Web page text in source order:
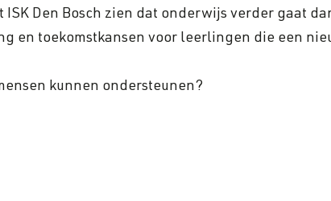
Den Bosch zien dat onderwijs verder gaat
en toekomstkansen voor leerlingen die een
kunnen ondersteunen?